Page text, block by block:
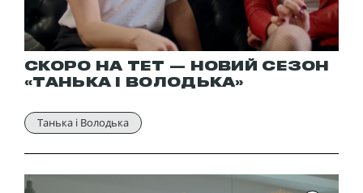
СКОРО НА ТЕТ — НОВИЙ СЕЗОН
«ТАНЬКА І ВОЛОДЬКА»
Танька і Володька